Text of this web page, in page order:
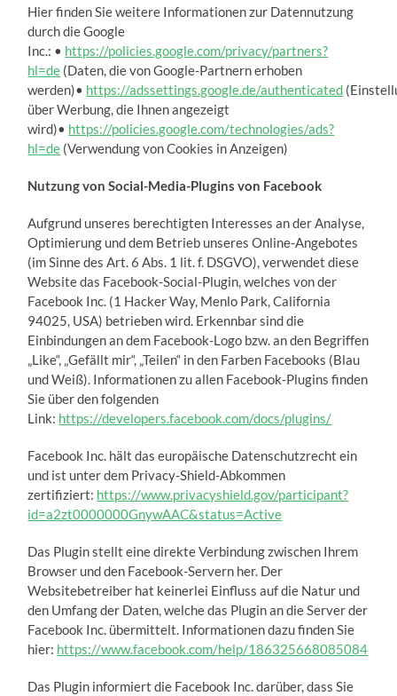
Hier finden Sie weitere Informationen zur Datennutzung
durch die Google
Inc.: • https://policies.google.com/privacy/partners?
hl=de (Daten, die von Google-Partnern erhoben
werden)• https://adssettings.google.de/authenticated
über Werbung, die Ihnen angezeigt
wird)• https://policies.google.com/technologies/ads?
hl=de (Verwendung von Cookies in Anzeigen)
Nutzung von Social-Media-Plugins von Facebook
Aufgrund unseres berechtigten Interesses an der Analyse,
Optimierung und dem Betrieb unseres Online-Angebotes
(im Sinne des Art. 6 Abs. 1 lit. f. DSGVO), verwendet diese
Website das Facebook-Social-Plugin, welches von der
Facebook Inc. (1 Hacker Way, Menlo Park, California
94025, USA) betrieben wird. Erkennbar sind die
Einbindungen an dem Facebook-Logo bzw. an den Begriffen
„Like“, „Gefällt mir“, „Teilen“ in den Farben Facebooks (Blau
und Weiß). Informationen zu allen Facebook-Plugins finden
Sie über den folgenden
Link: https://developers.facebook.com/docs/plugins/
Facebook Inc. hält das europäische Datenschutzrecht ein
und ist unter dem Privacy-Shield-Abkommen
zertifiziert: https://www.privacyshield.gov/participant?
id=a2zt0000000GnywAAC&status=Active
Das Plugin stellt eine direkte Verbindung zwischen Ihrem
Browser und den Facebook-Servern her. Der
Websitebetreiber hat keinerlei Einfluss auf die Natur und
den Umfang der Daten, welche das Plugin an die Server der
Facebook Inc. übermittelt. Informationen dazu finden Sie
hier: https://www.facebook.com/help/186325668085084
Das Plugin informiert die Facebook Inc. darüber, dass Sie